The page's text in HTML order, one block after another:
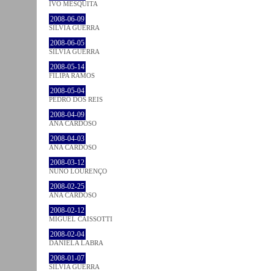
IVO MESQUITA
2008-06-09
SÍLVIA GUERRA
2008-06-05
SÍLVIA GUERRA
2008-05-14
FILIPA RAMOS
2008-05-04
PEDRO DOS REIS
2008-04-09
ANA CARDOSO
2008-04-03
ANA CARDOSO
2008-03-12
NUNO LOURENÇO
2008-02-25
ANA CARDOSO
2008-02-12
MIGUEL CAISSOTTI
2008-02-04
DANIELA LABRA
2008-01-07
SÍLVIA GUERRA